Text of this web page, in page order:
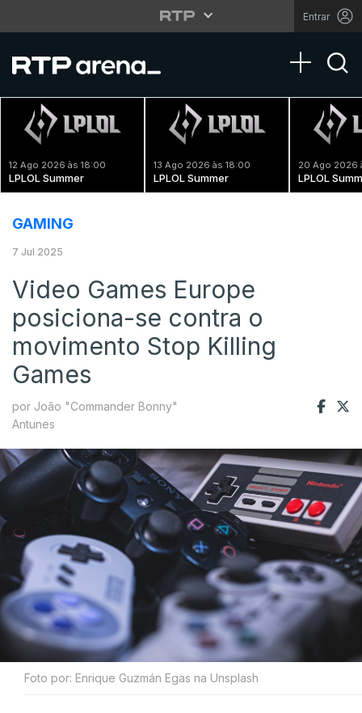
Entrar
Toggle
12 Ago 2026 às 18:00
LPLOL Summer
13 Ago 2026 às 18:00
LPLOL Summer
20 Ago 2026
LPLOL
GAMING
7 Jul 2025
Video Games Europe
posiciona-se contra o
movimento Stop Killing
Games
por João "Commander Bonny"
Antunes
Foto por: Enrique Guzmán Egas na Unsplash